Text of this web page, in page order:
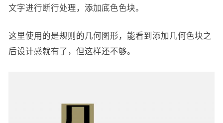
文字进行断行处理，添加底色色块。
这里使用的是规则的几何图形，能看到添加几何色块之
后设计感就有了，但这样还不够。